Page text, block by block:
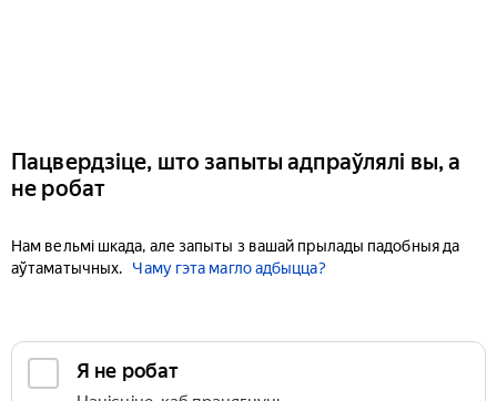
Пацвердзіце, што запыты адпраўлялі вы, а
не робат
Нам вельмі шкада, але запыты з вашай прылады падобныя да
аўтаматычных.
Чаму гэта магло адбыцца?
Я не робат